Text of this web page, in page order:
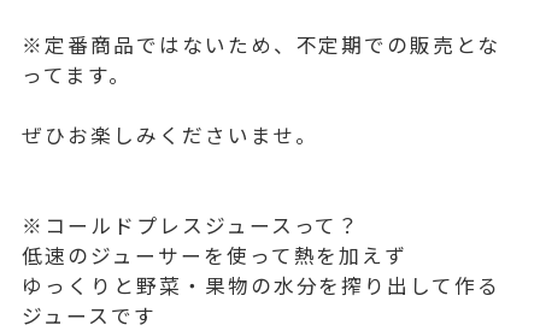
※定番商品ではないため、不定期での販売とな
ってます。
ぜひお楽しみくださいませ。
※コールドプレスジュースって？
低速のジューサーを使って熱を加えず
ゆっくりと野菜・果物の水分を搾り出して作る
ジュースです